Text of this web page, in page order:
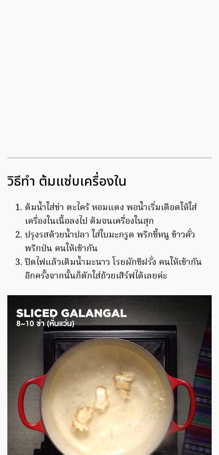
วิธีทำ ต้มแซ่บเครื่องใน
ต้มน้ำใส่ข่า ตะไคร้ หอมแดง พอน้ำเริ่มเดือดให้ใส่
เครื่องในเนื้อลงไป ต้มจนเครื่องในสุก
ปรุงรสด้วยน้ำปลา ใส่ใบมะกรูด พริกขี้หนู ข้าวคั่ว
พริกป่น คนให้เข้ากัน
ปิดไฟแล้วเติมน้ำมะนาว โรยผักชีฝรั่ง คนให้เข้ากัน
อีกครั้งจากนั้นก็ตักใส่ถ้วยเสิร์ฟได้เลยค่ะ